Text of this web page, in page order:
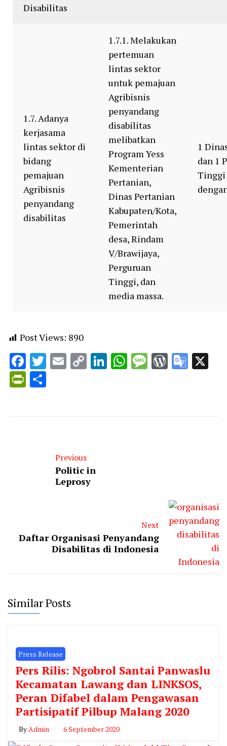
Disabilitas
1.7. Adanya
kerjasama
lintas sektor di
bidang
pemajuan
Agribisnis
penyandang
disabilitas
1.7.1. Melakukan
pertemuan
lintas sektor
untuk pemajuan
Agribisnis
penyandang
disabilitas
melibatkan
Program Yess
Kementerian
Pertanian,
Dinas Pertanian
Kabupaten/Kota,
Pemerintah
desa, Rindam
V/Brawijaya,
Perguruan
Tinggi, dan
media massa.
1
dan 1
Post Views: 890
Facebook
Twitter
EmailCopyLinkedIn
WhatsApp
Message
PrintFriendly
Previous
Politic in
Leprosy
Next
Daftar Organisasi Penyandang
Disabilitas di Indonesia
Similar Posts
Press Release
Pers Rilis: Ngobrol Santai Panwaslu
Kecamatan Lawang dan LINKSOS,
Peran Difabel dalam Pengawasan
Partisipatif Pilbup Malang 2020
ByAdmin 6 September 2020